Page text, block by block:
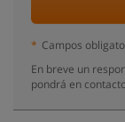
* Campos
En breve un
pondrá en